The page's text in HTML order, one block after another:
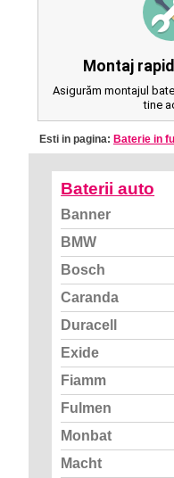
Montaj
Asigurăm montajul
tine
Esti in pagina: Baterie in
Baterii auto
Banner
BMW
Bosch
Caranda
Duracell
Exide
Fiamm
Fulmen
Monbat
Macht